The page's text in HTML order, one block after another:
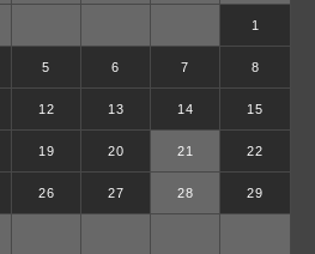
1
5 6 7 8
12 13 14 15
19 20 21 22
26 27 28 29